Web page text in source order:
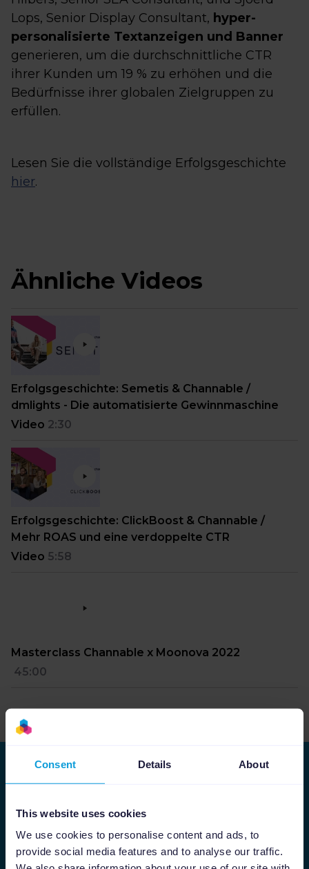
Consent Details About
This website uses cookies
We use cookies to personalise content and ads, to
provide social media features and to analyse our traffic.
Lops, Senior Display Consultant, hyper-
personalisierte Textanzeigen und Banner
generieren, um die durchschnittliche CTR
ihrer Kunden um 19 % zu erhöhen und die
Bedürfnisse ihrer globalen Zielgruppen zu
erfüllen.
Lesen Sie die vollständige Erfolgsgeschichte
hier.
Ähnliche Videos
Erfolgsgeschichte: Semetis & Channable /
dmlights - Die automatisierte Gewinnmaschine
Video 2:30
Erfolgsgeschichte: ClickBoost & Channable /
Mehr ROAS und eine verdoppelte CTR
Video 5:58
Masterclass Channable x Moonova 2022
45:00
Weitere Inhalte ansehen
Bleiben Sie up-to-date
Abonnieren Sie unseren Newsletter, der Sie
über die neuesten Entwicklungen unseres
Tools informiert.